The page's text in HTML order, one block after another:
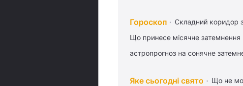
Гороскоп Складний коридор
Що принесе місячне затемнення
астропрогноз на сонячне
Яке сьогодні свято Що не